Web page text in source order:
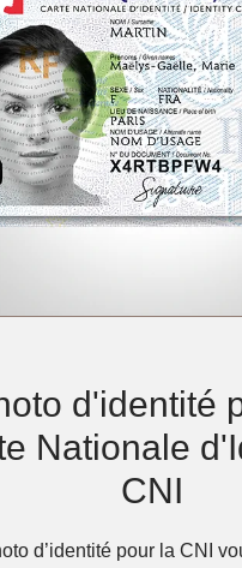
d'identité
Nationale
CNI
d’identité pour la CNI